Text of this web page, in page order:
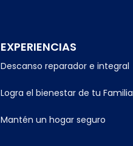
EXPERIENCIAS
Descanso reparador e integral
Logra el bienestar de tu Familia
Mantén un hogar seguro